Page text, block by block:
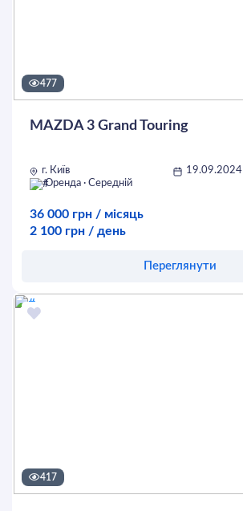
477
MAZDA 3 Grand Touring
г. Київ
19.09.2024
Оренда · Середній
36 000 грн / місяць
2 100 грн / день
Переглянути
Оставить заявку
417